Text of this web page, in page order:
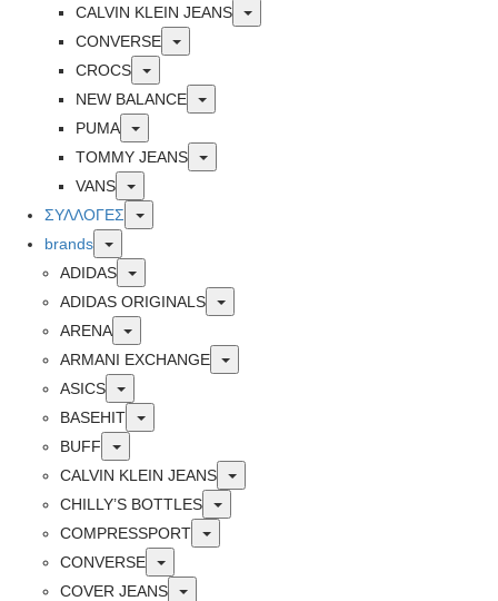
CALVIN KLEIN JEANS
Toggle
CONVERSE
Toggle
CROCS
Toggle
NEW BALANCE
Toggle
PUMA
Toggle
TOMMY JEANS
Toggle
VANS
Toggle
ΣΥΛΛΟΓΕΣ
Toggle
brands
Toggle
ADIDAS
Toggle
ADIDAS ORIGINALS
Toggle
ARENA
Toggle
ARMANI EXCHANGE
Toggle
ASICS
Toggle
BASEHIT
Toggle
BUFF
Toggle
CALVIN KLEIN JEANS
Toggle
CHILLY’S BOTTLES
Toggle
COMPRESSPORT
Toggle
CONVERSE
Toggle
COVER JEANS
Toggle